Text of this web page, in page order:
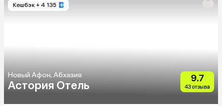
Кешбэк + 4 135
Новый Афон, Абхазия
Астория Отель
9.7
43 отзыва